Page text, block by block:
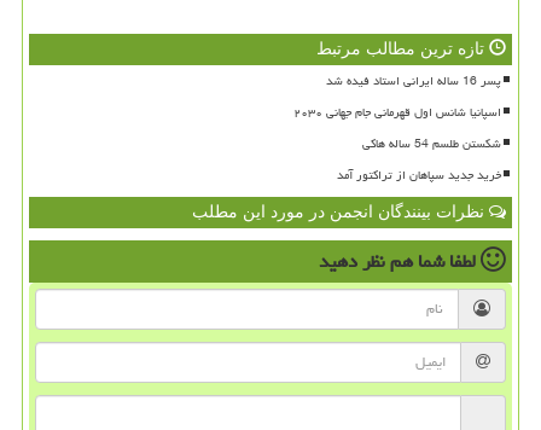
تازه ترین مطالب مرتبط
پسر 16 ساله ایرانی استاد فیده شد
اسپانیا شانس اول قهرمانی جام جهانی ۲۰۳۰
شکستن طلسم 54 ساله هاکی
خرید جدید سپاهان از تراکتور آمد
نظرات بینندگان انجمن در مورد این مطلب
لطفا شما همنظر دهید